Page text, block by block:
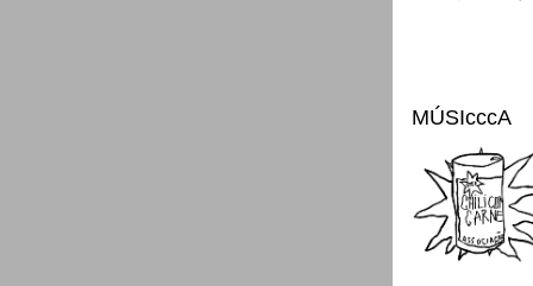
MÚSIcccA